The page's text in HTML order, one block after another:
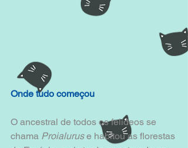
Onde tudo começou
O ancestral de todos os felídeos se
chama Proialurus e habitou as florestas